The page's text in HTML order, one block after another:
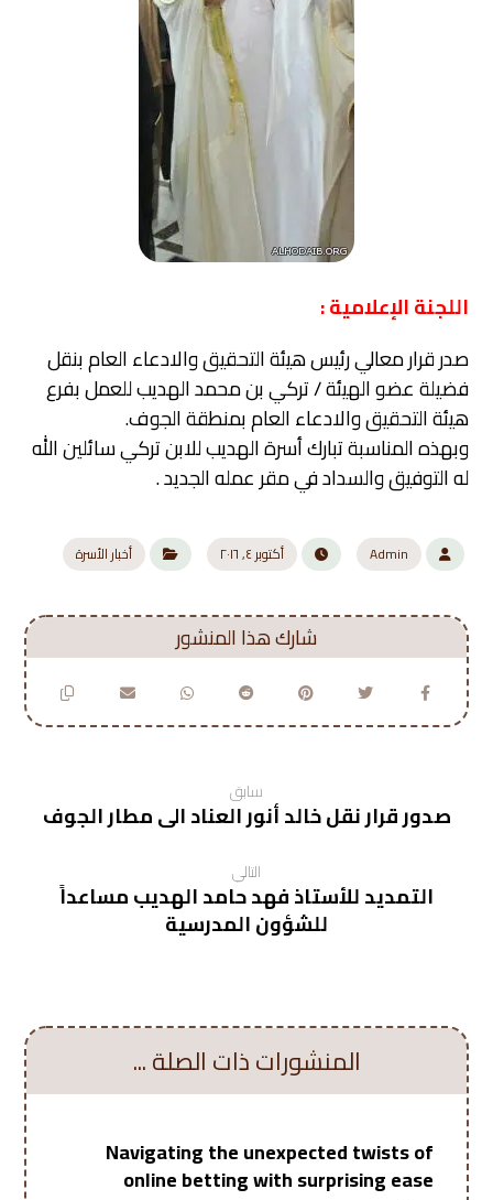
اللجنة الإعلامية :
صدر قرار معالي رئيس هيئة التحقيق والادعاء العام بنقل
فضيلة عضو الهيئة / تركي بن محمد الهديب للعمل بفرع
هيئة التحقيق والادعاء العام بمنطقة الجوف.
وبهذه المناسبة تبارك أسرة الهديب للابن تركي سائلين الله
له التوفيق والسداد في مقر عمله الجديد .
Admin أكتوبر ٤, ٢٠١٦ أخبار الأسرة
سابق
صدور قرار نقل خالد أنور العناد الى مطار الجوف
التالي
التمديد للأستاذ فهد حامد الهديب مساعداً
للشؤون المدرسية
المنشورات ذات الصلة ...
Navigating the unexpected twists of
online betting with surprising ease